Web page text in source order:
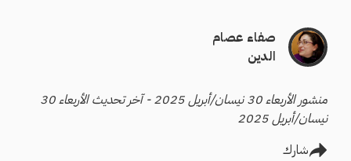
صفاء عصام
الدين
منشور الأربعاء 30 نيسان/أبريل 2025 - آخر تحديث الأربعاء 30
نيسان/أبريل 2025
شارك